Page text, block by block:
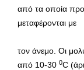
από τα οποία
μεταφέρονται με
τον άνεμο. Οι
από 10-30 0C